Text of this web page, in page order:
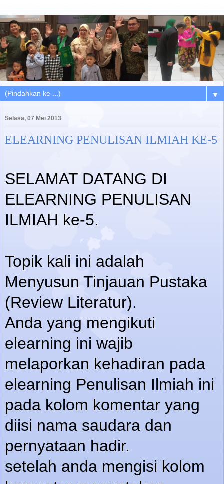
▼
Selasa, 07 Mei 2013
ELEARNING PENULISAN ILMIAH KE-5
SELAMAT DATANG DI
ELEARNING PENULISAN
ILMIAH ke-5.
Topik kali ini adalah
Menyusun Tinjauan Pustaka
(Review Literatur).
Anda yang mengikuti
elearning ini wajib
melaporkan kehadiran pada
elearning Penulisan Ilmiah ini
pada kolom komentar yang
diisi nama saudara dan
pernyataan hadir.
setelah anda mengisi kolom